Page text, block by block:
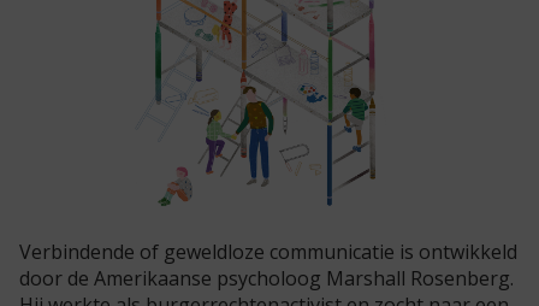
Verbindende of geweldloze communicatie is ontwikkeld
door de Amerikaanse psycholoog Marshall Rosenberg.